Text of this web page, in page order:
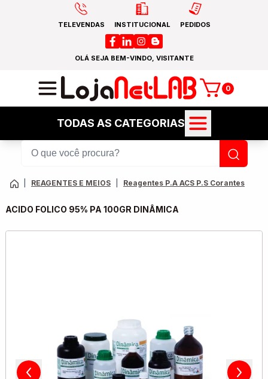
TELEVENDAS INSTITUCIONAL PEDIDOS
OLÁ SEJA BEM-VINDO, VISITANTE
0
TODAS AS CATEGORIAS
REAGENTES E MEIOS Reagentes P.A ACS P.S Corantes
ACIDO FOLICO 95% PA 100GR DINÂMICA